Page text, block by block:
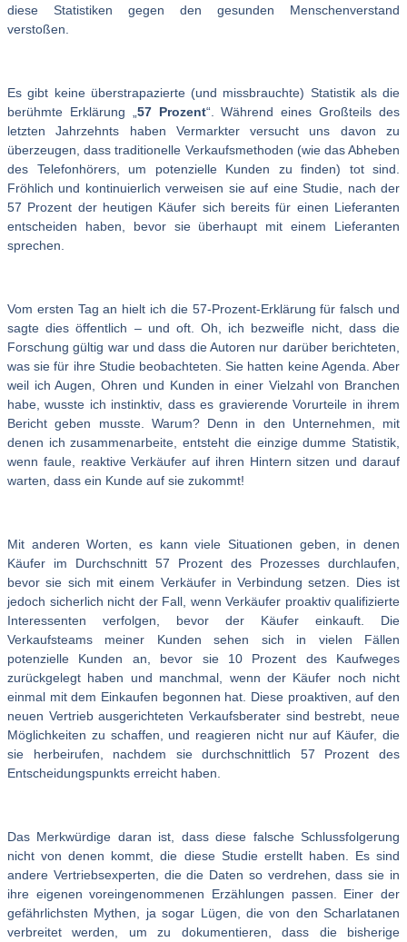
diese Statistiken gegen den gesunden Menschenverstand
verstoßen.
Es gibt keine überstrapazierte (und missbrauchte) Statistik als die
berühmte Erklärung „57 Prozent“. Während eines Großteils des
letzten Jahrzehnts haben Vermarkter versucht uns davon zu
überzeugen, dass traditionelle Verkaufsmethoden (wie das Abheben
des Telefonhörers, um potenzielle Kunden zu finden) tot sind.
Fröhlich und kontinuierlich verweisen sie auf eine Studie, nach der
57 Prozent der heutigen Käufer sich bereits für einen Lieferanten
entscheiden haben, bevor sie überhaupt mit einem Lieferanten
sprechen.
Vom ersten Tag an hielt ich die 57-Prozent-Erklärung für falsch und
sagte dies öffentlich – und oft. Oh, ich bezweifle nicht, dass die
Forschung gültig war und dass die Autoren nur darüber berichteten,
was sie für ihre Studie beobachteten. Sie hatten keine Agenda. Aber
weil ich Augen, Ohren und Kunden in einer Vielzahl von Branchen
habe, wusste ich instinktiv, dass es gravierende Vorurteile in ihrem
Bericht geben musste. Warum? Denn in den Unternehmen, mit
denen ich zusammenarbeite, entsteht die einzige dumme Statistik,
wenn faule, reaktive Verkäufer auf ihren Hintern sitzen und darauf
warten, dass ein Kunde auf sie zukommt!
Mit anderen Worten, es kann viele Situationen geben, in denen
Käufer im Durchschnitt 57 Prozent des Prozesses durchlaufen,
bevor sie sich mit einem Verkäufer in Verbindung setzen. Dies ist
jedoch sicherlich nicht der Fall, wenn Verkäufer proaktiv qualifizierte
Interessenten verfolgen, bevor der Käufer einkauft. Die
Verkaufsteams meiner Kunden sehen sich in vielen Fällen
potenzielle Kunden an, bevor sie 10 Prozent des Kaufweges
zurückgelegt haben und manchmal, wenn der Käufer noch nicht
einmal mit dem Einkaufen begonnen hat. Diese proaktiven, auf den
neuen Vertrieb ausgerichteten Verkaufsberater sind bestrebt, neue
Möglichkeiten zu schaffen, und reagieren nicht nur auf Käufer, die
sie herbeirufen, nachdem sie durchschnittlich 57 Prozent des
Entscheidungspunkts erreicht haben.
Das Merkwürdige daran ist, dass diese falsche Schlussfolgerung
nicht von denen kommt, die diese Studie erstellt haben. Es sind
andere Vertriebsexperten, die die Daten so verdrehen, dass sie in
ihre eigenen voreingenommenen Erzählungen passen. Einer der
gefährlichsten Mythen, ja sogar Lügen, die von den Scharlatanen
verbreitet werden, um zu dokumentieren, dass die bisherige